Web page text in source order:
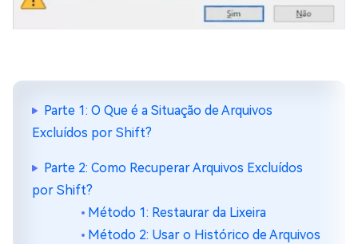
Parte 1: O Que é a Situação de Arquivos
Excluídos por Shift?
Parte 2: Como Recuperar Arquivos Excluídos
por Shift?
Método 1: Restaurar da Lixeira
Método 2: Usar o Histórico de Arquivos